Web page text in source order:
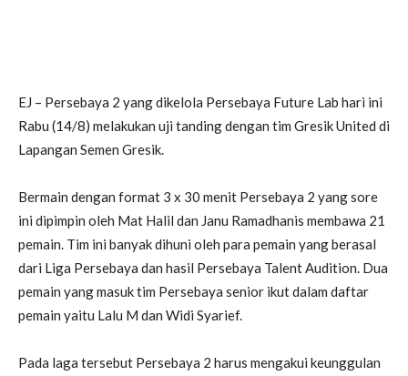
EJ – Persebaya 2 yang dikelola Persebaya Future Lab hari ini
Rabu (14/8) melakukan uji tanding dengan tim Gresik United di
Lapangan Semen Gresik.
Bermain dengan format 3 x 30 menit Persebaya 2 yang sore
ini dipimpin oleh Mat Halil dan Janu Ramadhanis membawa 21
pemain. Tim ini banyak dihuni oleh para pemain yang berasal
dari Liga Persebaya dan hasil Persebaya Talent Audition. Dua
pemain yang masuk tim Persebaya senior ikut dalam daftar
pemain yaitu Lalu M dan Widi Syarief.
Pada laga tersebut Persebaya 2 harus mengakui keunggulan